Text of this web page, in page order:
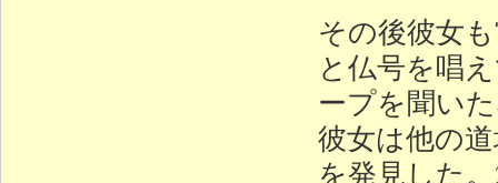
その後彼女
と仏号を唱
ープを聞い
彼女は他の
を発見した